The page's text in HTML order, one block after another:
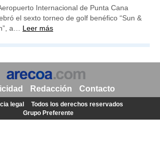
Internacional de Punta Cana
el sexto torneo de golf benéfico “Sun &
a… Leer más
Redacción Contacto
legal
Todos los derechos reservados
Grupo Preferente